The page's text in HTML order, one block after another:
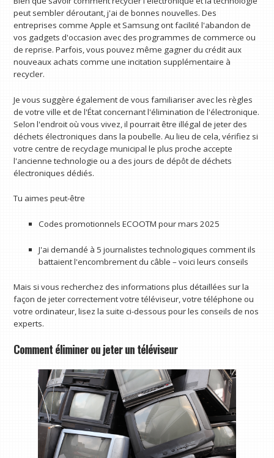
peut sembler déroutant, j'ai de bonnes nouvelles. Des
entreprises comme Apple et Samsung ont facilité l'abandon de
vos gadgets d'occasion avec des programmes de commerce ou
de reprise. Parfois, vous pouvez même gagner du crédit aux
nouveaux achats comme une incitation supplémentaire à
recycler.
Je vous suggère également de vous familiariser avec les règles
de votre ville et de l'État concernant l'élimination de l'électronique.
Selon l'endroit où vous vivez, il pourrait être illégal de jeter des
déchets électroniques dans la poubelle. Au lieu de cela, vérifiez si
votre centre de recyclage municipal le plus proche accepte
l'ancienne technologie ou a des jours de dépôt de déchets
électroniques dédiés.
Tu aimes peut-être
Codes promotionnels ECOOTM pour mars 2025
J'ai demandé à 5 journalistes technologiques comment ils
battaient l'encombrement du câble – voici leurs conseils
Mais si vous recherchez des informations plus détaillées sur la
façon de jeter correctement votre téléviseur, votre téléphone ou
votre ordinateur, lisez la suite ci-dessous pour les conseils de nos
experts.
Comment éliminer ou jeter un téléviseur